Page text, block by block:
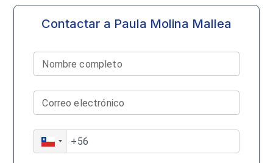
Contactar a Paula Molina Mallea
Nombre completo
Correo electrónico